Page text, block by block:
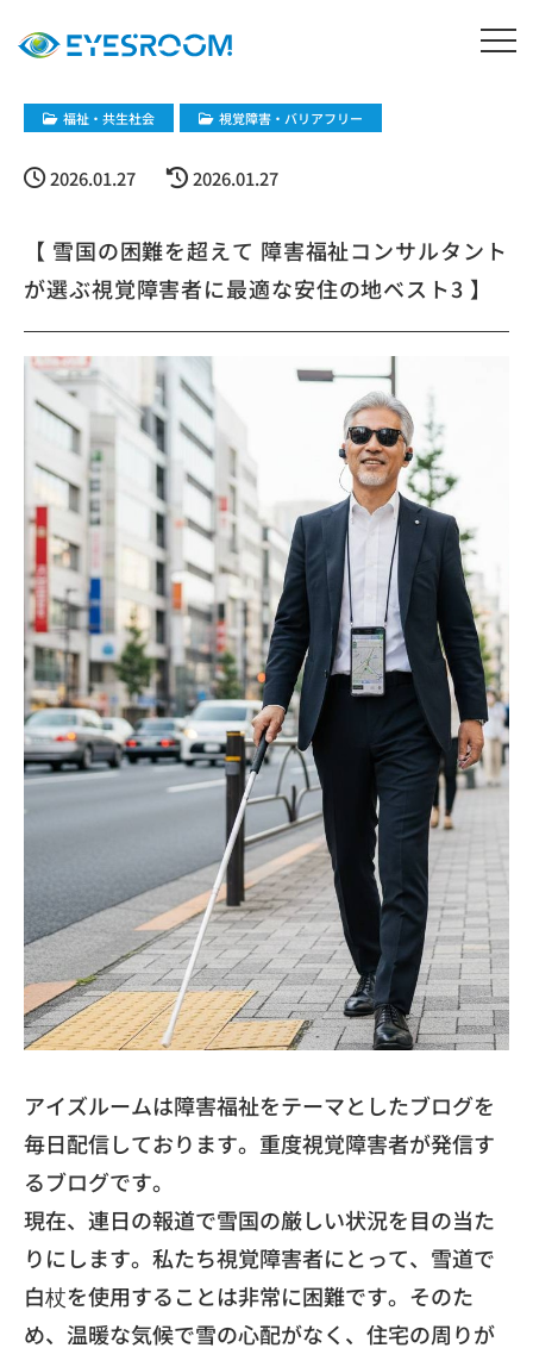
福祉・共生社会 視覚障害・バリアフリー
2026.01.27 2026.01.27
【 雪国の困難を超えて 障害福祉コンサルタント
が選ぶ視覚障害者に最適な安住の地ベスト3 ​】
アイズルームは障害福祉をテーマとしたブログを
毎日配信しており ます。重度視覚障害者が発信す
るブログです。
​現在、連日の報道で雪国の厳しい状況を目の当た
りにします。 私たち視覚障害者にとって、 雪道で
白杖を使用することは非常に困難です。そのた
め、 温暖な気候で雪の心配がなく、 住宅の周りが